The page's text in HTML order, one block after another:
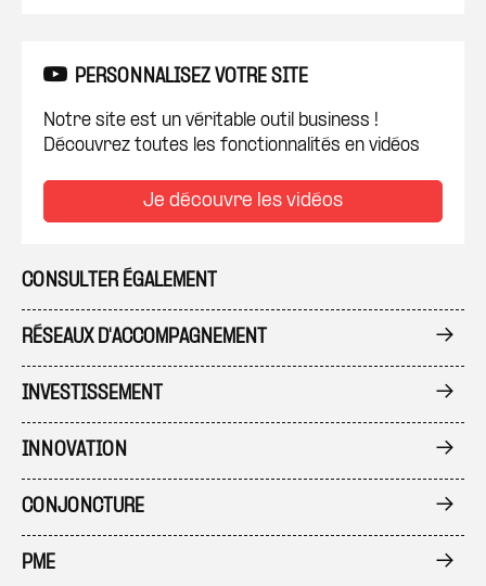
PERSONNALISEZ VOTRE SITE
Notre site est un véritable outil business !
Découvrez toutes les fonctionnalités en vidéos
Je découvre les vidéos
CONSULTER ÉGALEMENT
RÉSEAUX D'ACCOMPAGNEMENT
INVESTISSEMENT
INNOVATION
CONJONCTURE
PME